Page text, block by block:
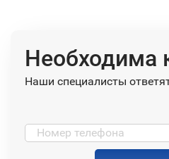
Необходима
Наши специалисты